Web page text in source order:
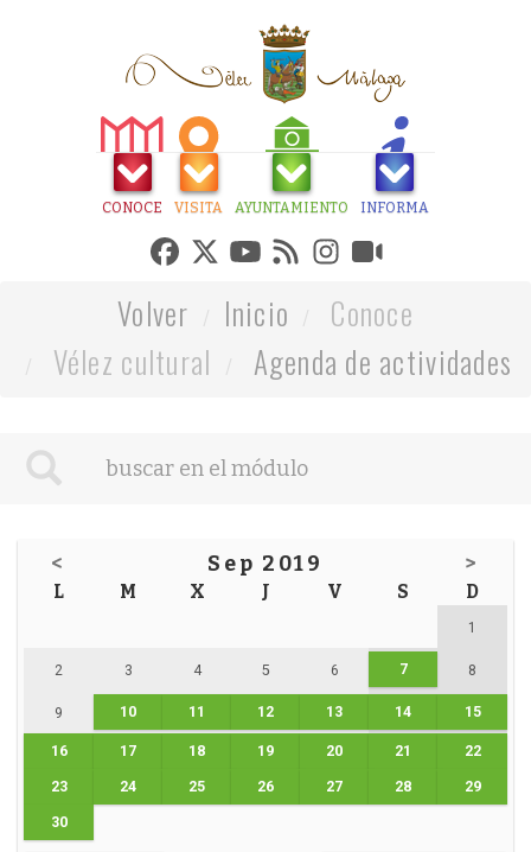
CONOCE VISITA AYUNTAMIENTO INFORMA
Volver Inicio
Conoce
Vélez cultural
Agenda de actividades
< Sep 2019 >
L M X J V S D
1
2 3 4 5 6 7 8
9 10 11 12 13 14 15
16 17 18 19 20 21 22
23 24 25 26 27 28 29
30